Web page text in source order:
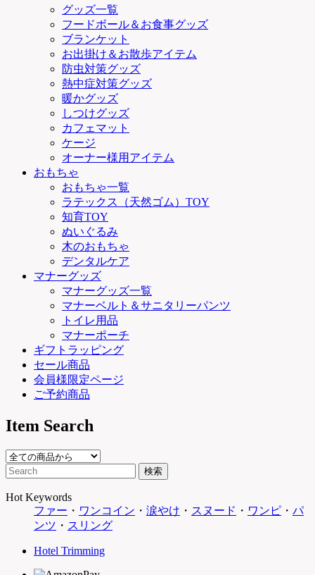
グッズ一覧
フードボール＆お食事グッズ
ブランケット
お出掛け＆お散歩アイテム
防虫対策グッズ
熱中症対策グッズ
暖かグッズ
しつけグッズ
カフェマット
ケージ
オーナー様用アイテム
おもちゃ
おもちゃ一覧
ラテックス（天然ゴム）TOY
知育TOY
ぬいぐるみ
木のおもちゃ
デンタルケア
マナーグッズ
マナーグッズ一覧
マナーベルト＆サニタリーパンツ
トイレ用品
マナーポーチ
ギフトラッピング
セール商品
会員様限定ページ
ご予約商品
Item Search
Hot Keywords
ファー ・ ワンコイン ・ 涙やけ ・ スヌード ・ ワンピ ・ パ
ンツ ・ スリング
Hotel Trimming